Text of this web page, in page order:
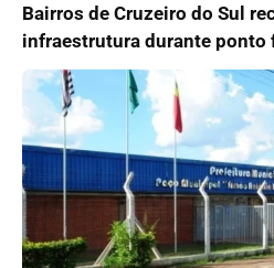
Bairros de Cruzeiro do Sul
infraestrutura durante ponto